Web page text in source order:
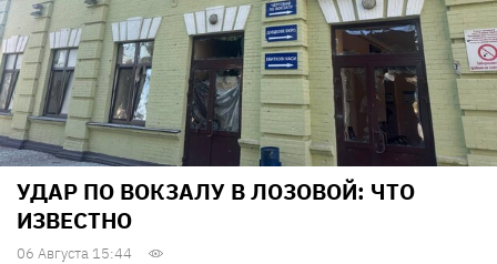
УДАР ПО ВОКЗАЛУ В ЛОЗОВОЙ: ЧТО
ИЗВЕСТНО
06 Августа 15:44